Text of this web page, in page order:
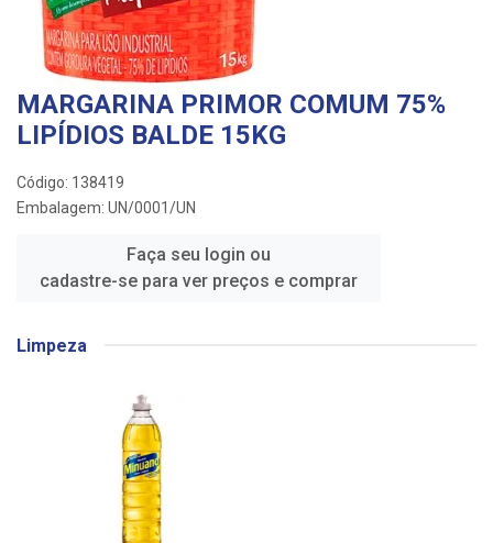
MARGARINA PRIMOR COMUM 75%
LIPÍDIOS BALDE 15KG
Código: 138419
Embalagem: UN/0001/UN
Faça seu login ou
cadastre-se para ver preços e comprar
Limpeza